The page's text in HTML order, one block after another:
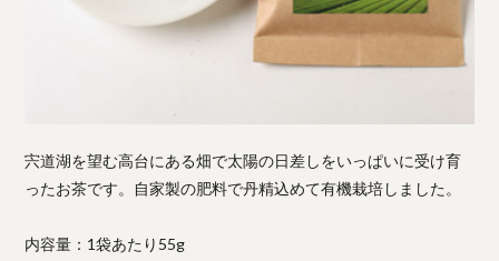
宍道湖を望む高台にある畑で太陽の日差しをいっぱいに受け育
ったお茶です。自家製の肥料で丹精込めて有機栽培しました。
内容量：1袋あたり55g